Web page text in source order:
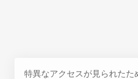
特異なアクセスが見られたた